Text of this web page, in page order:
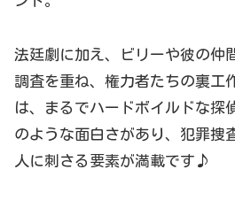
法廷劇に加え、ビリーや彼の仲
調査を重ね、権力者たちの裏工
は、まるでハードボイルドな探
のような面白さがあり、犯罪捜
人に刺さる要素が満載です♪